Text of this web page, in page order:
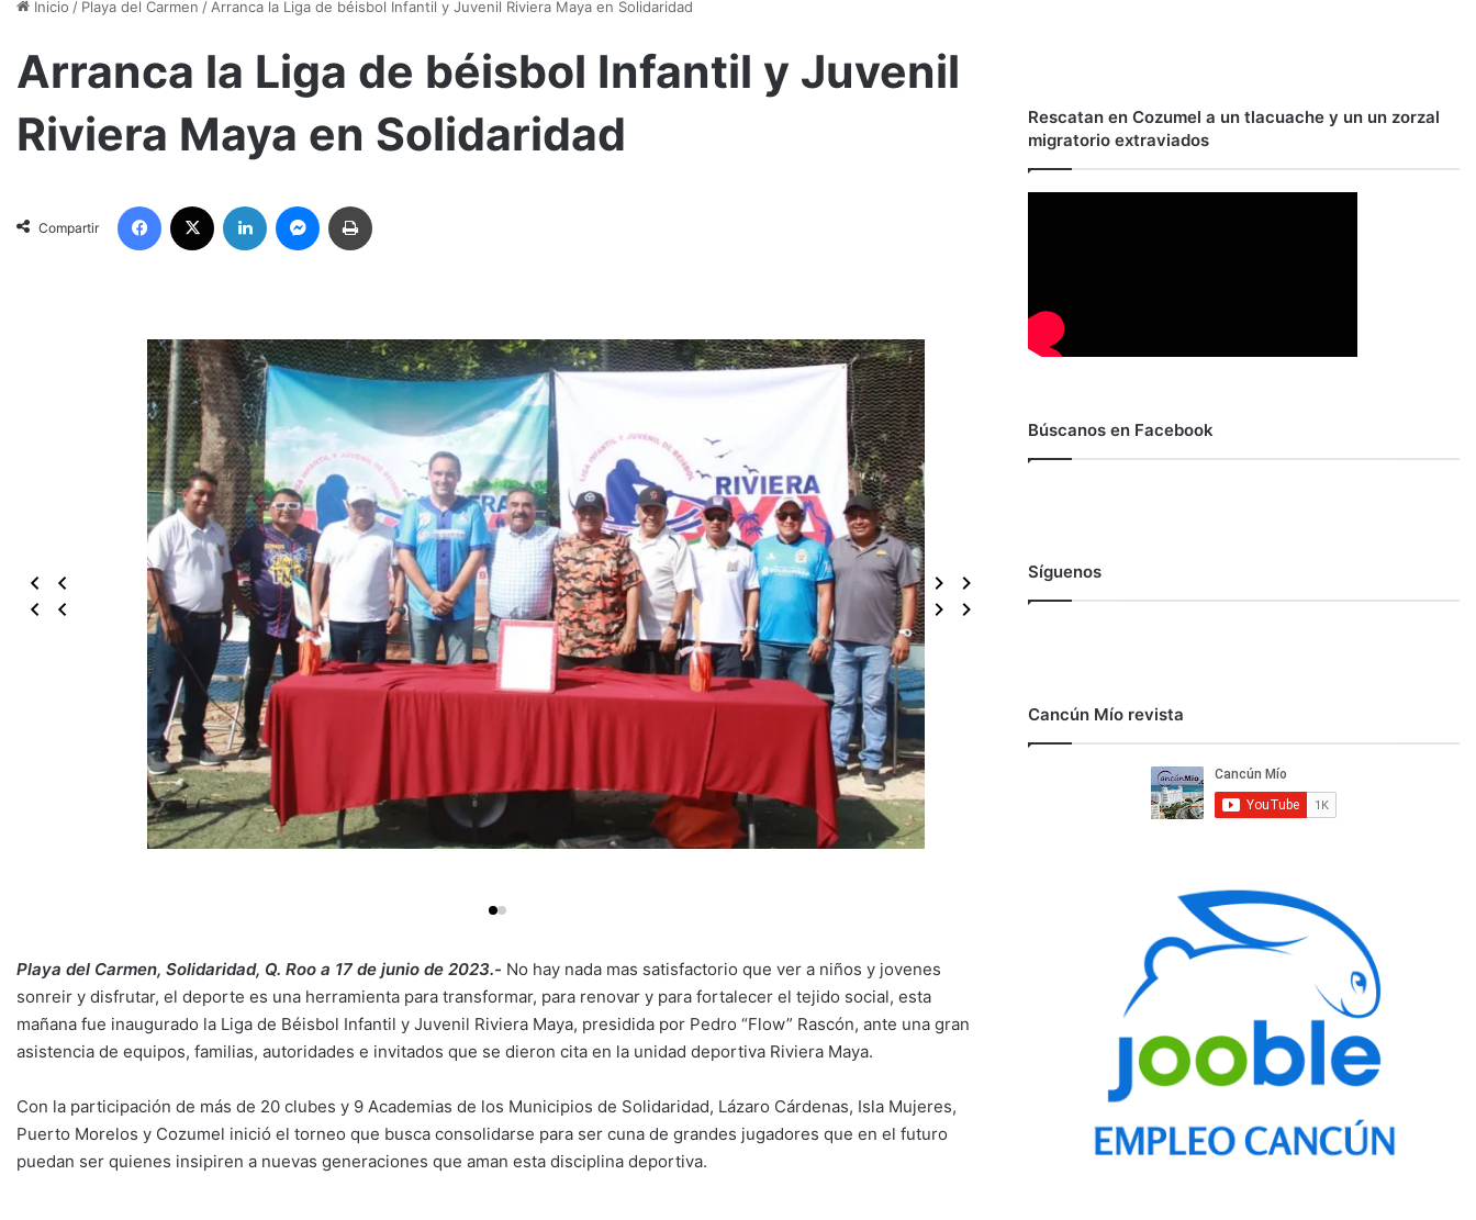
Inicio / Playa del Carmen / Arranca la Liga de béisbol Infantil y Juvenil Riviera Maya en Solidaridad
Arranca la Liga de béisbol Infantil y Juvenil
Riviera Maya en Solidaridad
Compartir
Facebook LinkedIn Messenger
Playa del Carmen, Solidaridad, Q. Roo a 17 de junio de 2023.- No hay nada mas satisfactorio que ver a niños y jovenes
sonreir y disfrutar, el deporte es una herramienta para transformar, para renovar y para fortalecer el tejido social, esta
mañana fue inaugurado la Liga de Béisbol Infantil y Juvenil Riviera Maya, presidida por Pedro “Flow” Rascón, ante una gran
asistencia de equipos, familias, autoridades e invitados que se dieron cita en la unidad deportiva Riviera Maya.
Con la participación de más de 20 clubes y 9 Academias de los Municipios de Solidaridad, Lázaro Cárdenas, Isla Mujeres,
Puerto Morelos y Cozumel inició el torneo que busca consolidarse para ser cuna de grandes jugadores que en el futuro
puedan ser quienes insipiren a nuevas generaciones que aman esta disciplina deportiva.
Rescatan en Cozumel a un tlacuache y un un zorzal
migratorio extraviados
Búscanos en Facebook
Síguenos
Cancún Mío revista